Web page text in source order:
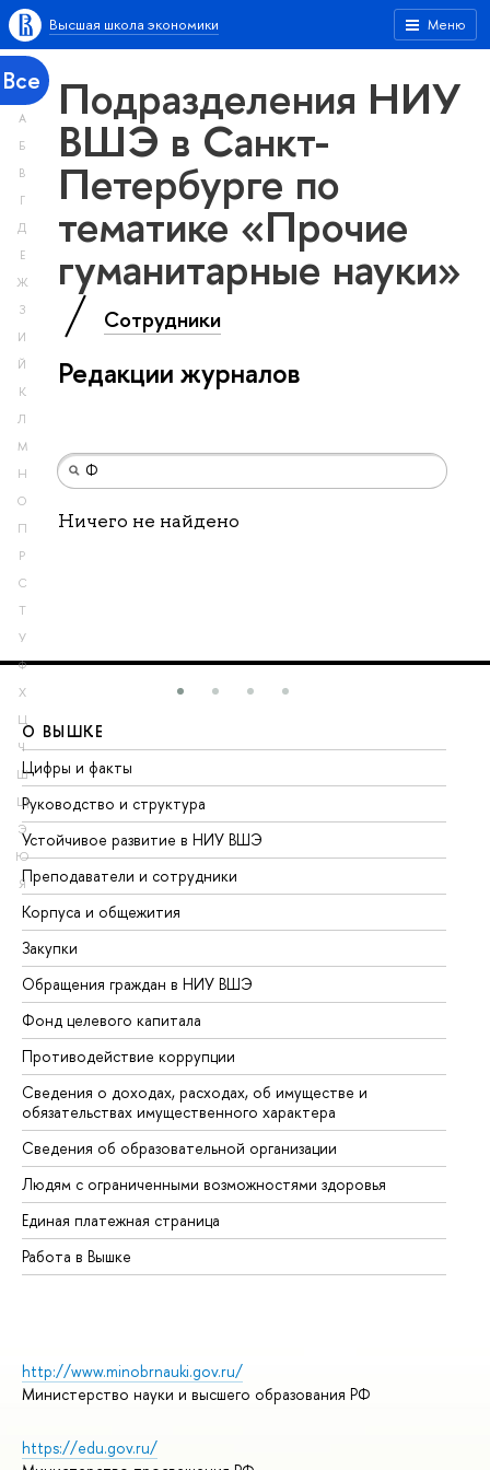
Меню
Высшая школа экономики
Все
А
Б
В
Г
Д
Е
Ж
З
И
Й
К
Л
М
Н
О
П
Р
С
Т
У
Ф
Х
Ц
Ч
Ш
Щ
Э
Ю
Я
Подразделения НИУ
ВШЭ в Санкт-
Петербурге по
тематике «Прочие
гуманитарные науки»
Сотрудники
Редакции журналов
Ничего не найдено
О ВЫШКЕ
Цифры и факты
Руководство и структура
Устойчивое развитие в НИУ ВШЭ
Преподаватели и сотрудники
Корпуса и общежития
Закупки
Обращения граждан в НИУ ВШЭ
Фонд целевого капитала
Противодействие коррупции
Сведения о доходах, расходах, об имуществе и
обязательствах имущественного характера
Сведения об образовательной организации
Людям с ограниченными возможностями здоровья
Единая платежная страница
Работа в Вышке
http://www.minobrnauki.gov.ru/
Министерство науки и высшего образования РФ
https://edu.gov.ru/